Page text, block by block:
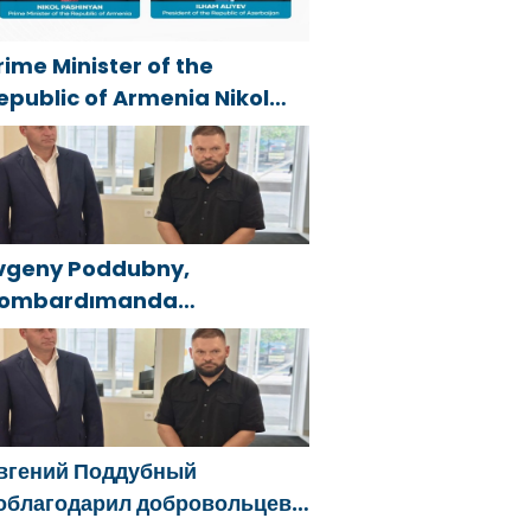
Minister of the
of Armenia Nikol
called President
the Republic of Azerbaijan
Aliyev
Poddubny,
kurtarmadaki
dolayı
bölgesindeki
teşekkür etti
Поддубный
добровольцев